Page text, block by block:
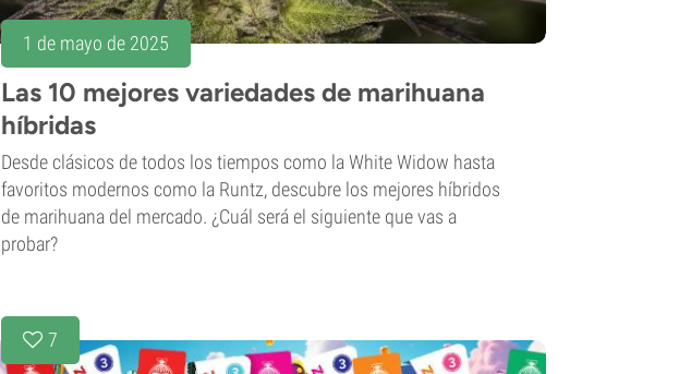
1 de mayo de 2025
Las 10 mejores variedades de marihuana
híbridas
Desde clásicos de todos los tiempos como la White Widow hasta
favoritos modernos como la Runtz, descubre los mejores híbridos
de marihuana del mercado. ¿Cuál será el siguiente que vas a
probar?
7